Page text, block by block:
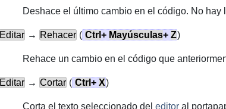
Deshace el último cambio en el código. No hay
Editar → Rehacer ( Ctrl + Mayúsculas+ Z)
Rehace un cambio en el código que
Editar → Cortar ( Ctrl + X)
Corta el texto seleccionado del editor al